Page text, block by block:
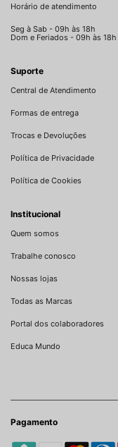
Horário de atendimento
Seg à Sab - 09h às 18h
Dom e Feriados - 09h às 18h
Suporte
Central de Atendimento
Formas de entrega
Trocas e Devoluções
Política de Privacidade
Política de Cookies
Institucional
Quem somos
Trabalhe conosco
Nossas lojas
Todas as Marcas
Portal dos colaboradores
Educa Mundo
Pagamento